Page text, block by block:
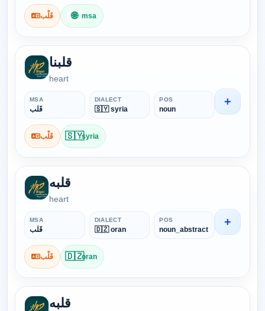
قَلْب 🌐 msa
قلبنا
heart
MSA
قَلْب
DIALECT
🇸🇾 syria
POS
noun
قَلْب 🇸🇾syria
+
قلبه
heart
MSA
قَلْب
DIALECT
🇩🇿 oran
POS
noun_abstract
قَلْب 🇩🇿oran
+
قلبه